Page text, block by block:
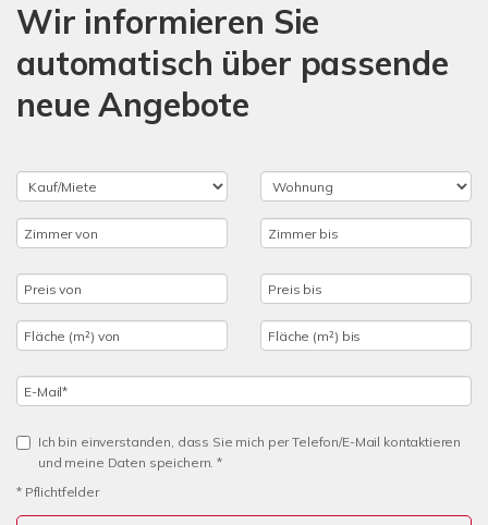
Wir informieren Sie
automatisch über passende
neue Angebote
Ich bin einverstanden, dass Sie mich per Telefon/E-Mail kontaktieren
und meine Daten speichern. *
* Pflichtfelder